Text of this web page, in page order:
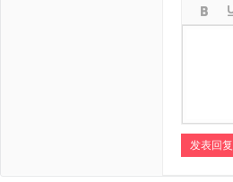
发表回复